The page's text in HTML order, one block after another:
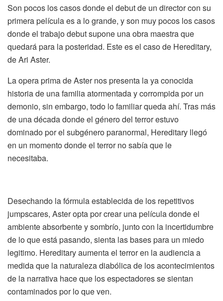
Son pocos los casos donde el debut de un director con su
primera película es a lo grande, y son muy pocos los casos
donde el trabajo debut supone una obra maestra que
quedará para la posteridad. Este es el caso de Hereditary,
deAri Aster.
La opera prima deAsternos presenta la ya conocida
historia de una familia atormentada y corrompida por un
demonio, sin embargo, todo lo familiar queda ahí. Tras más
de una década donde el génerodel terror estuvo
dominado por el subgénero paranormal, Hereditary llegó
en un momento donde el terror nosabíaque le
necesitaba.
Desechando lafórmulaestablecida de los repetitivos
jumpscares, Asteropta por crear una película donde el
ambiente absorbente y sombrío, junto con la incertidumbre
de lo queestápasando, sienta las bases para un miedo
legitimo. Hereditaryaumenta el terror en la audiencia a
medida que la naturaleza diabólica de los acontecimientos
de la narrativa hace que los espectadores se sientan
contaminados por lo que ven.